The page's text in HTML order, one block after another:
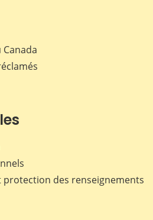
protection des renseignements